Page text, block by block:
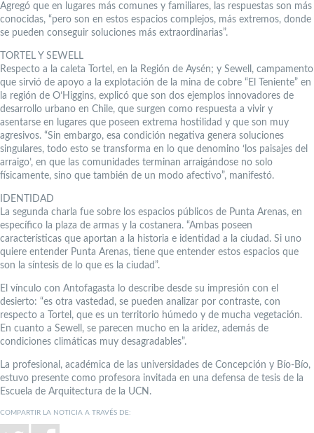
Agregó que en lugares más comunes y familiares, las respuestas son más
conocidas, “pero son en estos espacios complejos, más extremos, donde
se pueden conseguir soluciones más extraordinarias”.
TORTEL Y SEWELL
Respecto a la caleta Tortel, en la Región de Aysén; y Sewell, campamento
que sirvió de apoyo a la explotación de la mina de cobre “El Teniente” en
la región de O’Higgins, explicó que son dos ejemplos innovadores de
desarrollo urbano en Chile, que surgen como respuesta a vivir y
asentarse en lugares que poseen extrema hostilidad y que son muy
agresivos. “Sin embargo, esa condición negativa genera soluciones
singulares, todo esto se transforma en lo que denomino ‘los paisajes del
arraigo’, en que las comunidades terminan arraigándose no solo
físicamente, sino que también de un modo afectivo”, manifestó.
IDENTIDAD
La segunda charla fue sobre los espacios públicos de Punta Arenas, en
específico la plaza de armas y la costanera. “Ambas poseen
características que aportan a la historia e identidad a la ciudad. Si uno
quiere entender Punta Arenas, tiene que entender estos espacios que
son la síntesis de lo que es la ciudad”.
El vínculo con Antofagasta lo describe desde su impresión con el
desierto: “es otra vastedad, se pueden analizar por contraste, con
respecto a Tortel, que es un territorio húmedo y de mucha vegetación.
En cuanto a Sewell, se parecen mucho en la aridez, además de
condiciones climáticas muy desagradables”.
La profesional, académica de las universidades de Concepción y Bío-Bío,
estuvo presente como profesora invitada en una defensa de tesis de la
Escuela de Arquitectura de la UCN.
COMPARTIR LA NOTICIA A TRAVÉS DE: